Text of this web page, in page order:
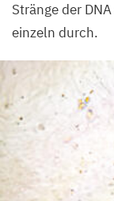
Stränge der DNA
einzeln durch.